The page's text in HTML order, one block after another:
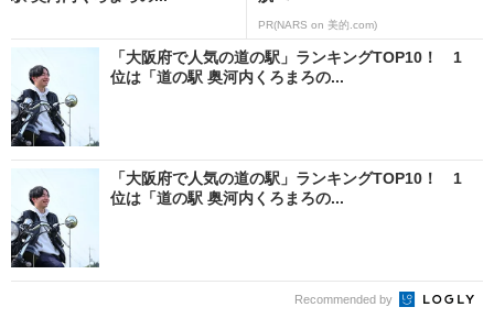
PR(NARS on 美的.com)
「大阪府で人気の道の駅」ランキングTOP10！ 1
位は「道の駅 奥河内くろまろの...
「大阪府で人気の道の駅」ランキングTOP10！ 1
位は「道の駅 奥河内くろまろの...
Recommended by